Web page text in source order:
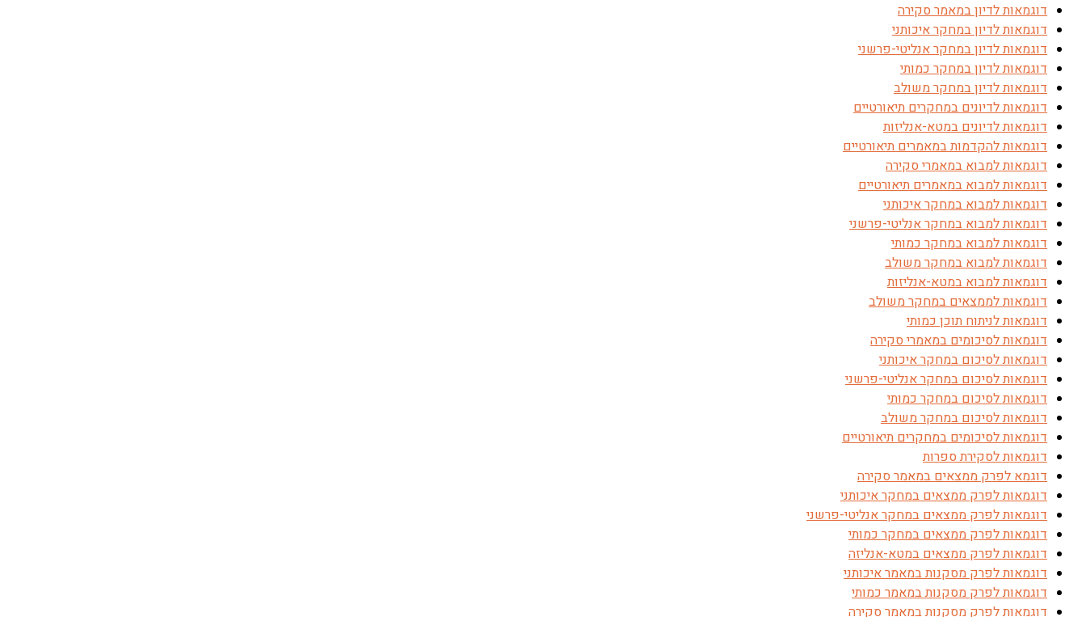
דוגמאות לדיון במאמר סקירה
דוגמאות לדיון במחקר איכותני
דוגמאות לדיון במחקר אנליטי-פרשני
דוגמאות לדיון במחקר כמותי
דוגמאות לדיון במחקר משולב
דוגמאות לדיונים במחקרים תיאורטיים
דוגמאות לדיונים במטא-אנליזות
דוגמאות להקדמות במאמרים תיאורטיים
דוגמאות למבוא במאמרי סקירה
דוגמאות למבוא במאמרים תיאורטיים
דוגמאות למבוא במחקר איכותני
דוגמאות למבוא במחקר אנליטי-פרשני
דוגמאות למבוא במחקר כמותי
דוגמאות למבוא במחקר משולב
דוגמאות למבוא במטא-אנליזות
דוגמאות לממצאים במחקר משולב
דוגמאות לניתוח תוכן כמותי
דוגמאות לסיכומים במאמרי סקירה
דוגמאות לסיכום במחקר איכותני
דוגמאות לסיכום במחקר אנליטי-פרשני
דוגמאות לסיכום במחקר כמותי
דוגמאות לסיכום במחקר משולב
דוגמאות לסיכומים במחקרים תיאורטיים
דוגמאות לסקירת ספרות
דוגמא לפרק ממצאים במאמר סקירה
דוגמאות לפרק ממצאים במחקר איכותני
דוגמאות לפרק ממצאים במחקר אנליטי-פרשני
דוגמאות לפרק ממצאים במחקר כמותי
דוגמאות לפרק ממצאים במטא-אנליזה
דוגמאות לפרק מסקנות במאמר איכותני
דוגמאות לפרק מסקנות במאמר כמותי
דוגמאות לפרק מסקנות במאמר סקירה